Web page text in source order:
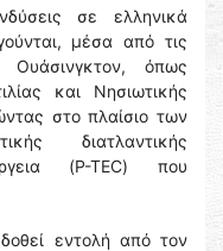
σε ελληνικά
μέσα από τις
όπως
και Νησιωτικής
στο πλαίσιο των
διατλαντικής
(P-TEC) που
εντολή από τον